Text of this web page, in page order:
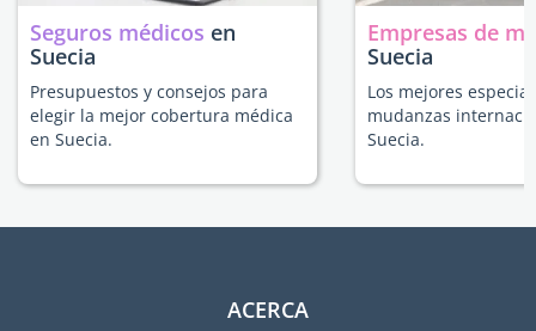
Seguros médicos en
Suecia
Presupuestos y consejos para
elegir la mejor cobertura médica
en Suecia.
Empresas de
Suecia
Los mejores
mudanzas
Suecia.
ACERCA